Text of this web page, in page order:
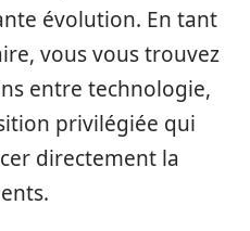
évolution. En tant
vous vous trouvez
entre technologie,
privilégiée qui
directement la